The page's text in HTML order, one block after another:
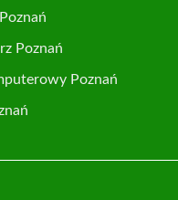
Poznań
Poznań